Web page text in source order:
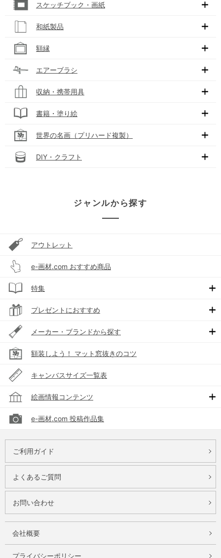
スケッチブック・画紙
和紙製品
額縁
エアーブラシ
収納・携帯用具
書籍・塗り絵
世界の名画（プリハード複製）
DIY・クラフト
ジャンルから探す
アウトレット
e-画材.com おすすめ商品
特集
プレゼントにおすすめ
メーカー・ブランドから探す
額装しよう！ マット窓抜きのコツ
キャンバスサイズ一覧表
絵画情報コンテンツ
e-画材.com 投稿作品集
ご利用ガイド
よくあるご質問
お問い合わせ
会社概要
プライバシーポリシー